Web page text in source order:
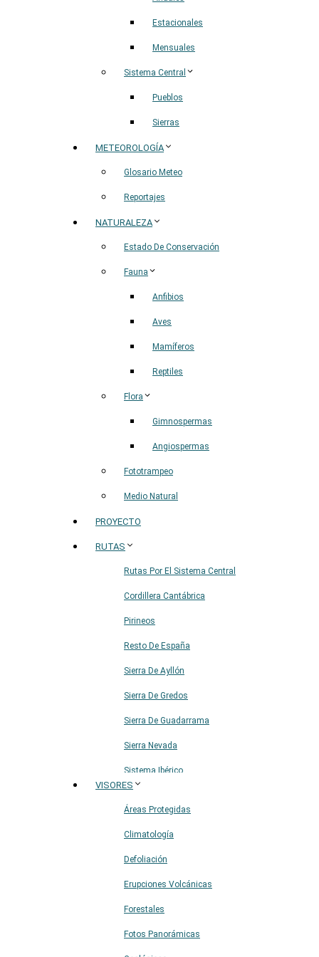
Estacionales
Mensuales
Sistema Central
Pueblos
Sierras
METEOROLOGÍA
Glosario Meteo
Reportajes
NATURALEZA
Estado De Conservación
Fauna
Anfibios
Aves
Mamíferos
Reptiles
Flora
Gimnospermas
Angiospermas
Fototrampeo
Medio Natural
PROYECTO
RUTAS
Rutas Por El Sistema Central
Cordillera Cantábrica
Pirineos
Resto De España
Sierra De Ayllón
Sierra De Gredos
Sierra De Guadarrama
Sierra Nevada
Sistema Ibérico
VISORES
Áreas Protegidas
Climatología
Defoliación
Erupciones Volcánicas
Forestales
Fotos Panorámicas